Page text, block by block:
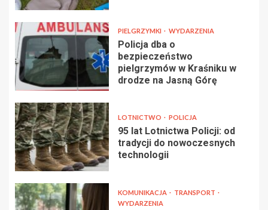
PIELGRZYMKI WYDARZENIA
Policja dba o
bezpieczeństwo
pielgrzymów w Kraśniku w
drodze na Jasną Górę
LOTNICTWO POLICJA
95 lat Lotnictwa Policji: od
tradycji do nowoczesnych
technologii
KOMUNIKACJA
TRANSPORT
WYDARZENIA